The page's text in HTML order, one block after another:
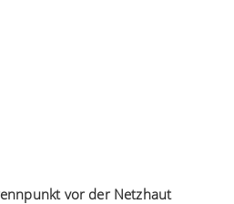
vor der Netzhaut